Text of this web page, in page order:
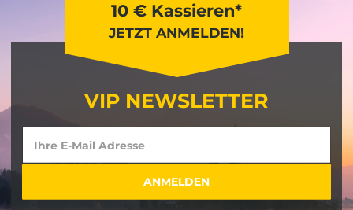
10 € Kassieren*
JETZT ANMELDEN!
VIP NEWSLETTER